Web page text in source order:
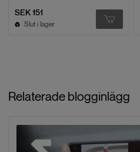
SEK 151
Slut i lager
Relaterade blogginlägg